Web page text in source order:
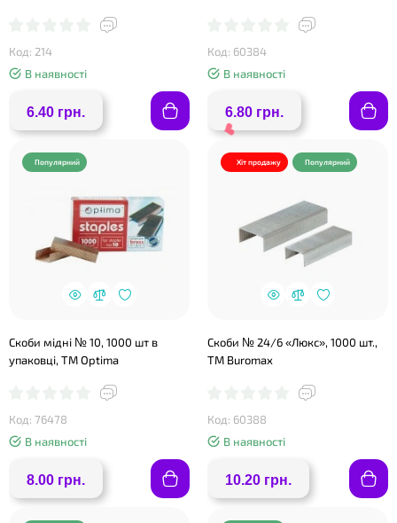
Код: 214
В наявності
6.40 грн.
Код: 60384
В наявності
6.80 грн.
Популярний
Скоби мідні № 10, 1000 шт в
упаковці, ТМ Optima
Код: 76478
В наявності
8.00 грн.
Хіт продажу Популярний
Скоби № 24/6 «Люкс», 1000 шт.,
ТМ Buromax
Код: 60388
В наявності
10.20 грн.
❤
❤